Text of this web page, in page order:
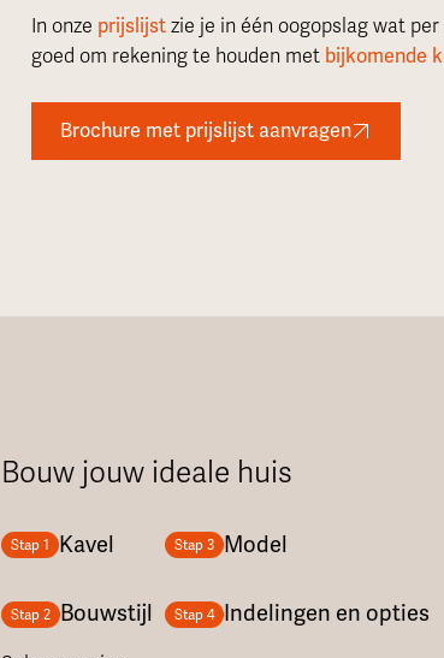
In onze prijslijstzie je in één oogopslag wat
goed om rekening te houden met bijkomende
Brochure met prijslijst aanvragen
Bouw jouw ideale huis
Stap 1 Kavel
Stap 2 Bouwstijl
Stap 3 Model
Stap 4 Indelingen en opties